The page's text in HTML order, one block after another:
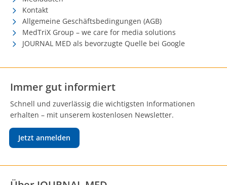
Kontakt
Allgemeine Geschäftsbedingungen (AGB)
MedTriX Group – we care for media solutions
JOURNAL MED als bevorzugte Quelle bei Google
Immer gut informiert
Schnell und zuverlässig die wichtigsten Informationen
erhalten – mit unserem kostenlosen Newsletter.
Jetzt anmelden